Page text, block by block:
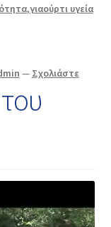
,γιαούρτι υγεία
— Σχολιάστε